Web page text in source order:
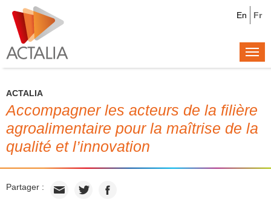
Fr
En
ACTALIA
Accompagner les acteurs de la filière
agroalimentaire pour la maîtrise de la
qualité et l’innovation
Partager :